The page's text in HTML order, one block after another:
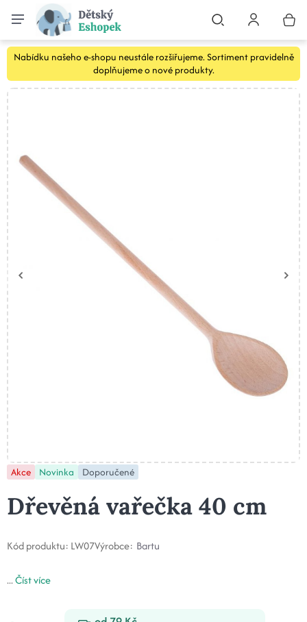
Nabídku našeho e-shopu neustále rozšiřujeme. Sortiment pravidelně
doplňujeme o nové produkty.
Akce Novinka Doporučené
Dřevěná vařečka 40 cm
Kód produktu: LW07Výrobce: Bartu
...Číst více